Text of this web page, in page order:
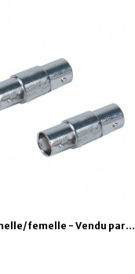
femelle - Vendu par...